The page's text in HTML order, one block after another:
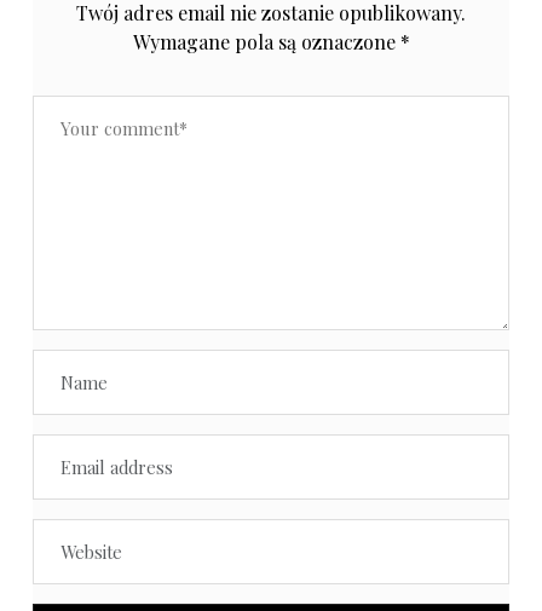
Twój adres email nie zostanie opublikowany.
Wymagane pola są oznaczone *